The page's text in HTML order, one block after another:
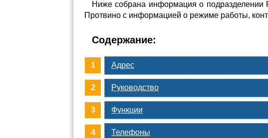
Ниже собрана информация о
Протвино с информацией о режиме работы,
Содержание:
Адрес
Руководство
Функции
Телефоны